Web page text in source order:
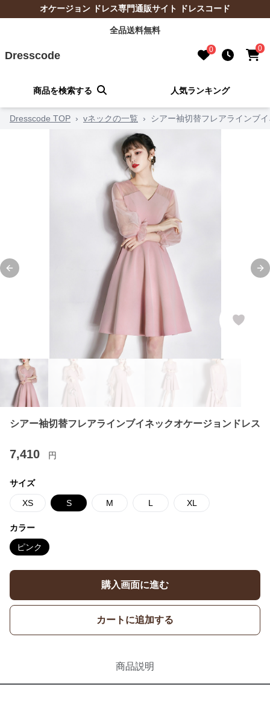
オケージョン ドレス専門通販サイト ドレスコード
全品送料無料
Dresscode 0 0
商品を検索する 人気ランキング
Dresscode TOP › vネックの一覧 › シアー袖切替フレアラインブ
Previous slide
シアー袖切替フレアラインブイネックオケージョンドレス
7,410 円
サイズ
XS S M L XL
カラー
ピンク
購入画面に進む
カートに追加する
商品説明